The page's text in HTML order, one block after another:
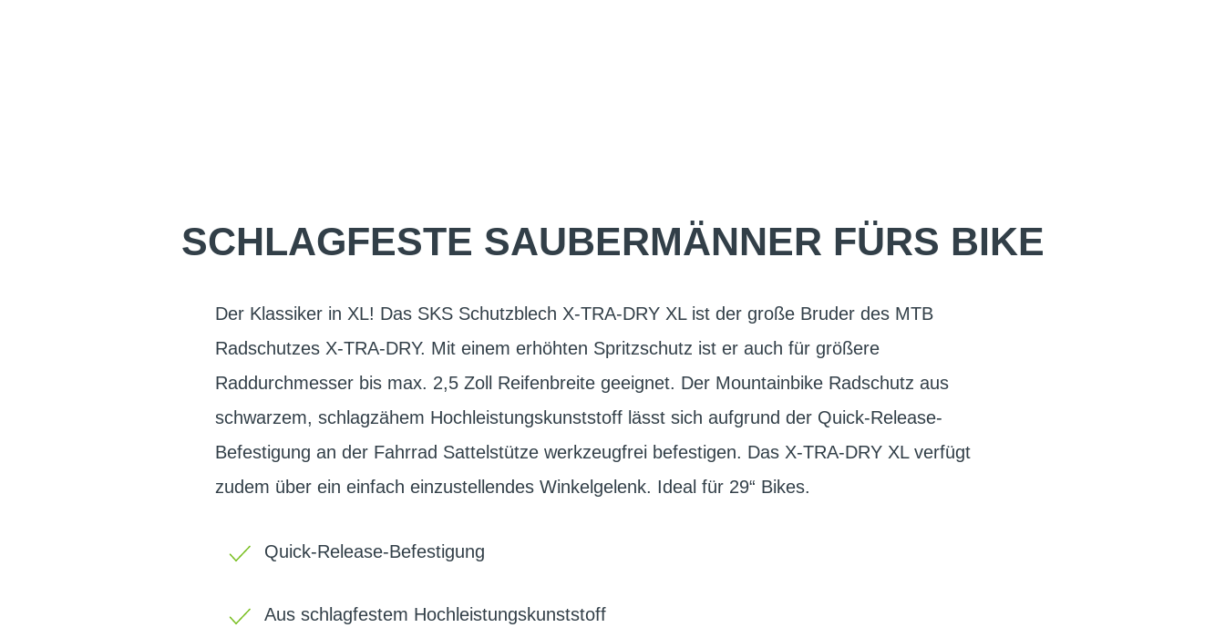
SCHLAGFESTE SAUBERMÄNNER FÜRS BIKE
Der Klassiker in XL! Das SKS Schutzblech X-TRA-DRY XL ist der große Bruder des MTB
Radschutzes X-TRA-DRY. Mit einem erhöhten Spritzschutz ist er auch für größere
Raddurchmesser bis max. 2,5 Zoll Reifenbreite geeignet. Der Mountainbike Radschutz aus
schwarzem, schlagzähem Hochleistungskunststoff lässt sich aufgrund der Quick-Release-
Befestigung an der Fahrrad Sattelstütze werkzeugfrei befestigen. Das X-TRA-DRY XL verfügt
zudem über ein einfach einzustellendes Winkelgelenk. Ideal für 29“ Bikes.
Quick-Release-Befestigung
Aus schlagfestem Hochleistungskunststoff